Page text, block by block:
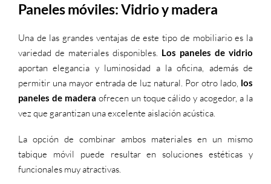
Paneles móviles: Vidrio y madera
Una de las grandes ventajas de este tipo de mobiliario es la
variedad de materiales disponibles. Los paneles de vidrio
aportan elegancia y luminosidad a la oficina, además de
permitir una mayor entrada de luz natural. Por otro lado, los
paneles de madera ofrecen un toque cálido y acogedor, a la
vez que garantizan una excelente aislación acústica.
La opción de combinar ambos materiales en un mismo
tabique móvil puede resultar en soluciones estéticas y
funcionales muy atractivas.